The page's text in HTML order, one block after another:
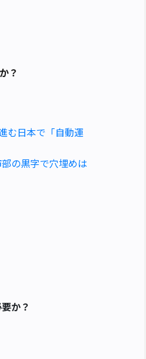
？
む日本で「自動運
の黒字で穴埋めは
か？